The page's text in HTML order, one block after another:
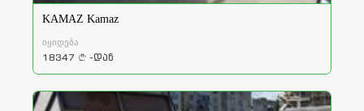
KAMAZ Kamaz
იყიდება
18347 a -დან